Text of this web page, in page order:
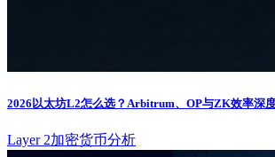
2026以太坊L2怎么选？Arbitrum、OP与ZK效率深
Layer 2加密货币分析